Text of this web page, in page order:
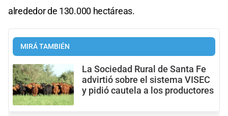
alrededor de 130.000 hectáreas.
MIRÁ TAMBIÉN
La Sociedad Rural de Santa Fe
advirtió sobre el sistema VISEC
y pidió cautela a los productores